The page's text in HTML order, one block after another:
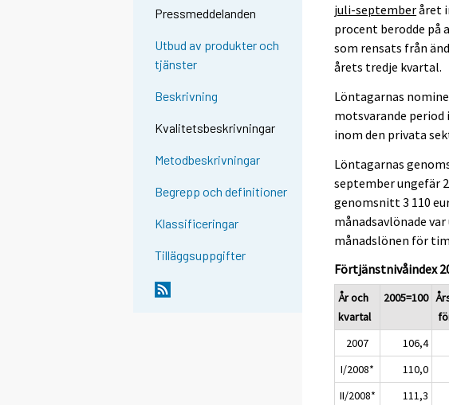
Pressmeddelanden
Utbud av produkter och
tjänster
Beskrivning
Kvalitetsbeskrivningar
Metodbeskrivningar
Begrepp och definitioner
Klassificeringar
Tilläggsuppgifter
juli-septemberåret
procent berodde på
som rensats från
årets tredje kvartal.
Löntagarnas
motsvarande period
inom den privata
Löntagarnas
september ungefär
genomsnitt 3 110
månadsavlönade
månadslönen för
Förtjänstnivåindex
År och
kvartal
2005=100
2007
106,4
I/2008*
110,0
II/2008*
111,3